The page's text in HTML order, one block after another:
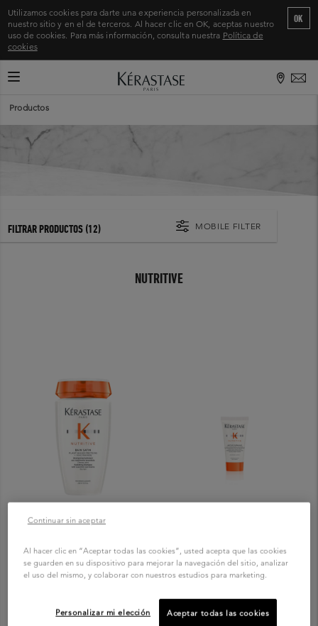
Utilizamos cookies para darte una experiencia personalizada en
nuestro sitio y en el de terceros. Al hacer clic en OK, aceptas nuestro
uso de cookies. Para más información, consulta nuestra Política de
cookies
OK
CAMBIAR MODO DE NAVEGACIÓN
Productos
FILTRAR PRODUCTOS (12) MOBILE FILTER
NUTRITIVE
NUTRICIÓN
Bain Satin
Nectar Thermique Travel
para secar
Al hacer clic en “Aceptar todas las cookies”, usted acepta que las cookies
se guarden en su dispositivo para mejorar la navegación del sitio, analizar
el uso del mismo, y colaborar con nuestros estudios para marketing.
Personalizar mi elección Aceptar todas las cookies
Continuar sin aceptar